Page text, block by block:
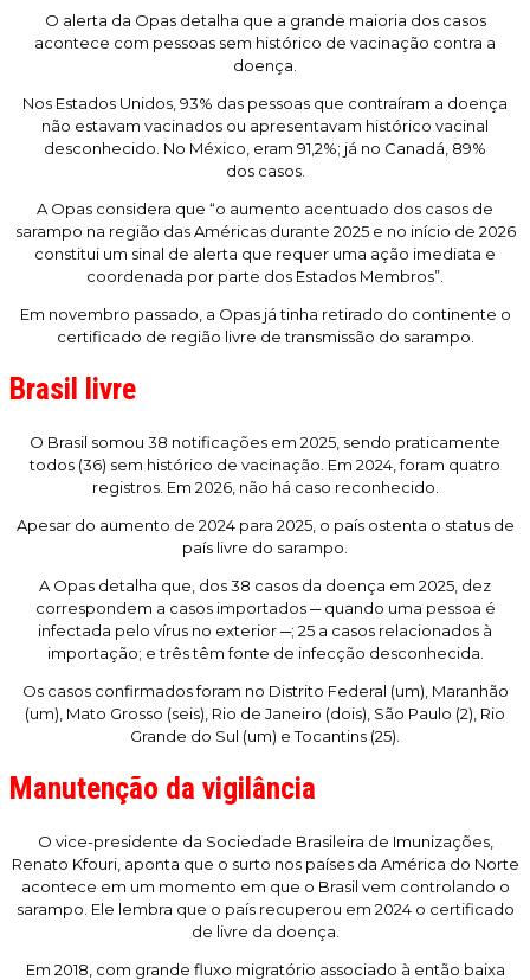
O alerta da Opas detalha que a grande maioria dos casos
acontece com pessoas sem histórico de vacinação contra a
doença.
Nos Estados Unidos, 93% das pessoas que contraíram a doença
não estavam vacinados ou apresentavam histórico vacinal
desconhecido. No México, eram 91,2%; já no Canadá, 89%
dos casos.
A Opas considera que “o aumento acentuado dos casos de
sarampo na região das Américas durante 2025 e no início de 2026
constitui um sinal de alerta que requer uma ação imediata e
coordenada por parte dos Estados Membros”.
Em novembro passado, a Opas já tinha retirado do continente o
certificado de região livre de transmissão do sarampo.
Brasil livre
O Brasil somou 38 notificações em 2025, sendo praticamente
todos (36) sem histórico de vacinação. Em 2024, foram quatro
registros. Em 2026, não há caso reconhecido.
Apesar do aumento de 2024 para 2025, o país ostenta o status de
país livre do sarampo.
A Opas detalha que, dos 38 casos da doença em 2025, dez
correspondem a casos importados ─ quando uma pessoa é
infectada pelo vírus no exterior ─; 25 a casos relacionados à
importação; e três têm fonte de infecção desconhecida.
Os casos confirmados foram no Distrito Federal (um), Maranhão
(um), Mato Grosso (seis), Rio de Janeiro (dois), São Paulo (2), Rio
Grande do Sul (um) e Tocantins (25).
Manutenção da vigilância
O vice-presidente da Sociedade Brasileira de Imunizações,
Renato Kfouri, aponta que o surto nos países da América do Norte
acontece em um momento em que o Brasil vem controlando o
sarampo. Ele lembra que o país recuperou em 2024 o certificado
de livre da doença.
Em 2018, com grande fluxo migratório associado à então baixa